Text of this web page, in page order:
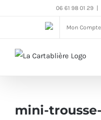
06 61 98 01 29
Mon Compte
mini-